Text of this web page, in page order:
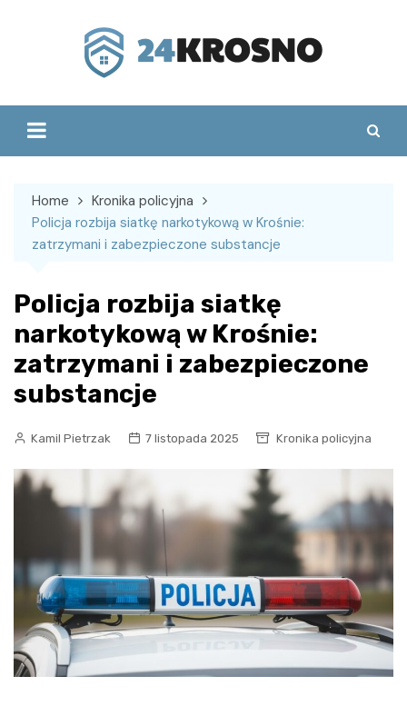
Home
Kronika policyjna
Policja rozbija siatkę narkotykową w Krośnie:
zatrzymani i zabezpieczone substancje
Policja rozbija siatkę
narkotykową w Krośnie:
zatrzymani i zabezpieczone
substancje
Kamil Pietrzak 7 listopada 2025 Kronika policyjna